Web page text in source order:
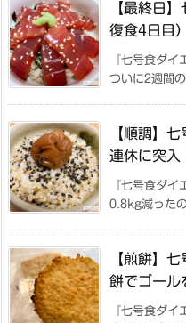
【最終日
復食4日目
『七号食ダイ
ついに2週間
【順調】
連休に突入
『七号食ダ
0.8kg減った
【煎餅】
餅でゴール
『七号食ダ